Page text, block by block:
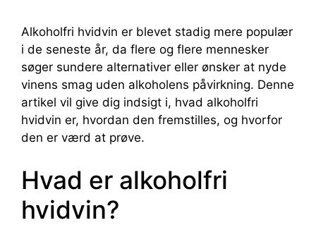
Alkoholfri hvidvin er blevet stadig mere populær
i de seneste år, da flere og flere mennesker
søger sundere alternativer eller ønsker at nyde
vinens smag uden alkoholens påvirkning. Denne
artikel vil give dig indsigt i, hvad alkoholfri
hvidvin er, hvordan den fremstilles, og hvorfor
den er værd at prøve.
Hvad er alkoholfri
hvidvin?